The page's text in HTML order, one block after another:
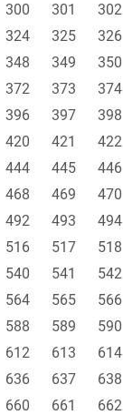
300 301 302
324 325 326
348 349 350
372 373 374
396 397 398
420 421 422
444 445 446
468 469 470
492 493 494
516 517 518
540 541 542
564 565 566
588 589 590
612 613 614
636 637 638
660 661 662